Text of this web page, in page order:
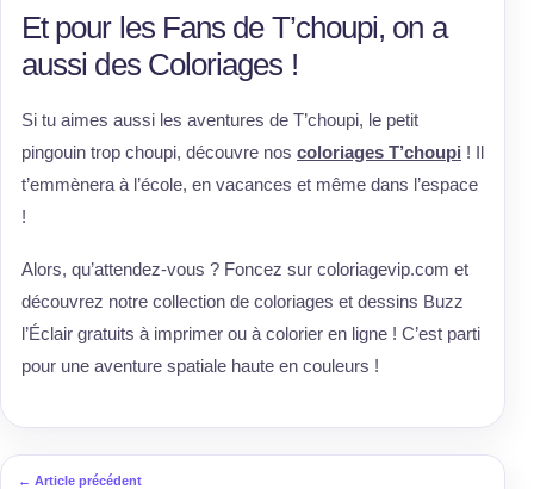
Et pour les Fans de T’choupi, on a
aussi des Coloriages !
Si tu aimes aussi les aventures de T’choupi, le petit
pingouin trop choupi, découvre nos coloriages T’choupi ! Il
t’emmènera à l’école, en vacances et même dans l’espace
!
Alors, qu’attendez-vous ? Foncez sur coloriagevip.com et
découvrez notre collection de coloriages et dessins Buzz
l’Éclair gratuits à imprimer ou à colorier en ligne ! C’est parti
pour une aventure spatiale haute en couleurs !
← Article précédent